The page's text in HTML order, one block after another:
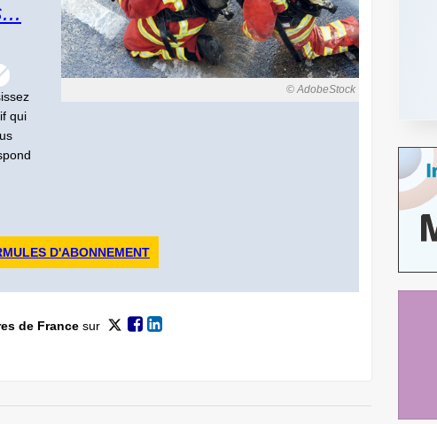
© AdobeStock
qui
D'ABONNEMENT
de Francesur